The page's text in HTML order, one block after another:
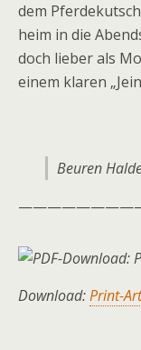
dem
heim in die
doch lieber als
einem klaren
Beuren
Download:Print-